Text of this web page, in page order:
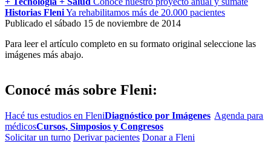
Historias FleniYa rehabilitamos más de 20.000 pacientes
Publicado el sábado 15 de noviembre de 2014
Para leer el artículo completo en su formato original seleccione las
imágenes más abajo.
Conocé más sobre Fleni:
Hacé tus estudios en FleniDiagnóstico por Imágenes Agenda para
médicosCursos, Simposios y Congresos
Solicitar un turno Derivar pacientes Donar a Fleni